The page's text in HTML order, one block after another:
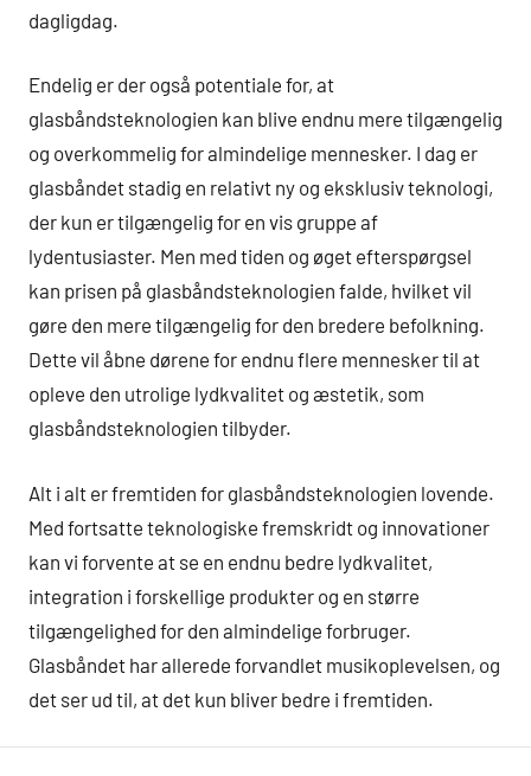
dagligdag.
Endelig er der også potentiale for, at
glasbåndsteknologien kan blive endnu mere tilgængelig
og overkommelig for almindelige mennesker. I dag er
glasbåndet stadig en relativt ny og eksklusiv teknologi,
der kun er tilgængelig for en vis gruppe af
lydentusiaster. Men med tiden og øget efterspørgsel
kan prisen på glasbåndsteknologien falde, hvilket vil
gøre den mere tilgængelig for den bredere befolkning.
Dette vil åbne dørene for endnu flere mennesker til at
opleve den utrolige lydkvalitet og æstetik, som
glasbåndsteknologien tilbyder.
Alt i alt er fremtiden for glasbåndsteknologien lovende.
Med fortsatte teknologiske fremskridt og innovationer
kan vi forvente at se en endnu bedre lydkvalitet,
integration i forskellige produkter og en større
tilgængelighed for den almindelige forbruger.
Glasbåndet har allerede forvandlet musikoplevelsen, og
det ser ud til, at det kun bliver bedre i fremtiden.